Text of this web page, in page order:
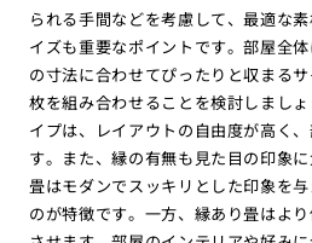
られる手間などを考慮して、最適な
イズも重要なポイントです。部屋全
の寸法に合わせてぴったりと収まる
枚を組み合わせることを検討しまし
イプは、レイアウトの自由度が高く
す。また、縁の有無も見た目の印象
畳はモダンでスッキリとした印象を
のが特徴です。一方、縁あり畳はよ